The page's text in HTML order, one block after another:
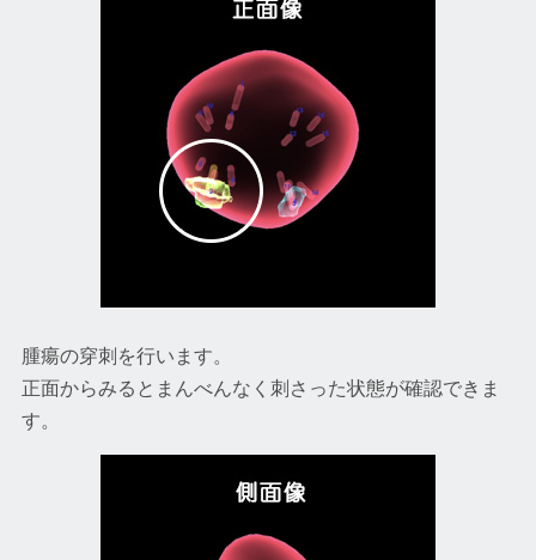
腫瘍の穿刺を行います。
正面からみるとまんべんなく刺さった状態が確認できま
す。